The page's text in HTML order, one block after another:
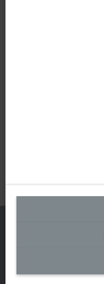
Siège social France